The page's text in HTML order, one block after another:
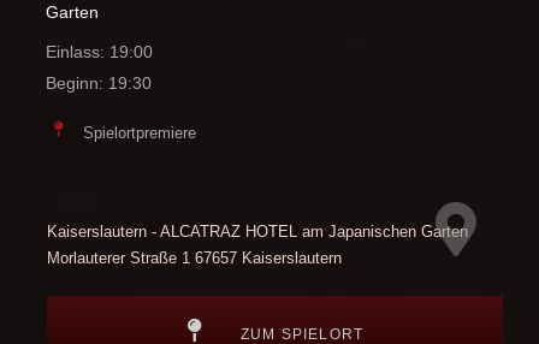
Garten
Einlass: 19:00
Beginn: 19:30
Spielortpremiere
Kaiserslautern - ALCATRAZ HOTEL am Japanischen Garten
Morlauterer Straße 1 67657 Kaiserslautern
ZUM SPIELORT